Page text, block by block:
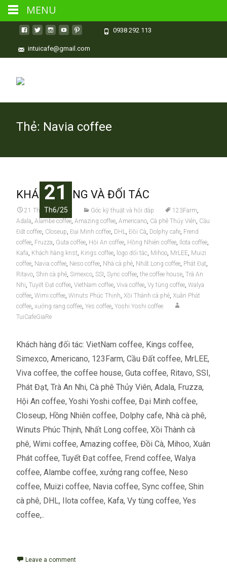
0938 292 113
intuicafe@gmail.com
Thẻ: Navia coffee
21
Th6/25
KHÁCH HÀNG VÀ ĐỐI TÁC
21 Tháng 6, 2025 Góc kỹ thuật và hỏi đáp 123Farm,
Adala, Alambe coffee, Amazing coffee, Americano, Cà phê Thủy Viên, Cầu
Đất coffee, Closeup, Đại Minh coffee, DHL, Đồi Cà, Dolphy cafe, Frend
coffee, Fruzza, Guta coffee, Hội An coffee, Hồng Nhiên coffee, Ilota coffee,
Kafa, Khách hàng knst, Kings coffee, logo đối tác, Mihoo, MrLEE, Muizi
coffee, Navia coffee, Neso coffee, Nhà cà phê, Nhất Long coffee, Phát Đạt,
Ritavo, Shin cà phê, Simexco, SSI , Sync coffee, the coffee house, Trà An
Nhi, Tuyết Đạt coffee, VietNam coffee, Viva coffee, Vy tùng coffee, Walya
coffee, Wimi coffee, Winuts Phúc Thịnh, Xồi Thành cà phê, Xuân Phát
coffee, xưởng rang coffee, Yes coffee, Yoshi Yoshi coffee
TuiCafeGiaRe
Khách hàng đối tác: VietNam coffee, Kings coffee,
Simexco, Americano, 123Farm, Cầu Đất coffee, MrLEE,
Viva coffee, the coffee house, Guta coffee, Ritavo, SSI,
Phát Đạt, Trà An Nhi, Cà phê Thủy Viên, Adala, Fruzza,
Hội An coffee, Yoshi Yoshi coffee, Đại Minh coffee,
Closeup, Hồng Nhiên coffee, Dolphy cafe, Nhà cà phê,
Winuts Phúc Thịnh, Nhất Long coffee, Xồi Thành cà
phê, Wimi coffee, Amazing coffee, Đồi Cà, Mihoo, Xuân
Phát coffee, Tuyết Đạt coffee, Frend coffee, Walya
coffee, Alambe coffee, xưởng rang coffee, Neso
coffee, Muizi coffee, Navia coffee, Sync coffee, Shin
cà phê, DHL, Ilota coffee, Kafa, Vy tùng coffee, Yes
coffee,..
Leave a comment
MENU